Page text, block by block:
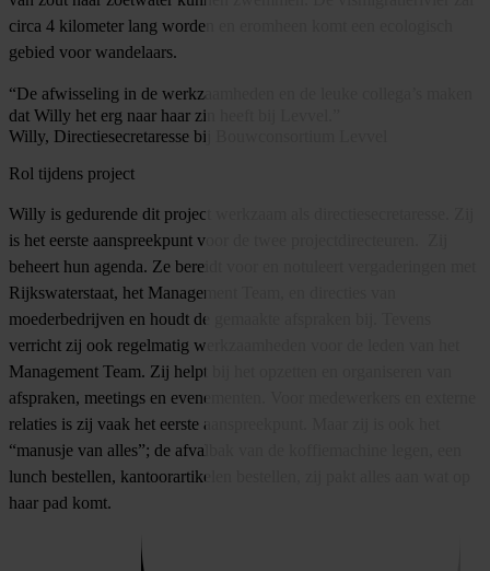
circa 4 kilometer lang worden en eromheen komt een ecologisch
gebied voor wandelaars.
“De afwisseling in de werkzaamheden en de leuke collega’s maken
dat Willy het erg naar haar zin heeft bij Levvel.”
Willy, Directiesecretaresse bij Bouwconsortium Levvel
Rol tijdens project
Willy is gedurende dit project werkzaam als directiesecretaresse. Zij
is het eerste aanspreekpunt voor de twee projectdirecteuren. Zij
beheert hun agenda. Ze bereidt voor en notuleert vergaderingen met
Rijkswaterstaat, het Management Team, en directies van
moederbedrijven en houdt de gemaakte afspraken bij. Tevens
verricht zij ook regelmatig werkzaamheden voor de leden van het
Management Team. Zij helpt bij het opzetten en organiseren van
afspraken, meetings en evenementen. Voor medewerkers en externe
relaties is zij vaak het eerste aanspreekpunt. Maar zij is ook het
“manusje van alles”; de afvalbak van de koffiemachine legen, een
lunch bestellen, kantoorartikelen bestellen, zij pakt alles aan wat op
haar pad komt.